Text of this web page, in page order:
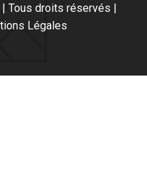
Tous droits réservés |
Légales